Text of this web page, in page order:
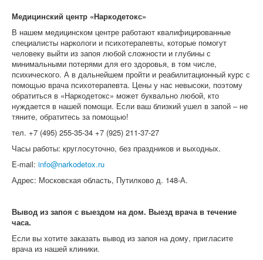
Медицинский центр «Наркодетокс»
В нашем медицинском центре работают квалифицированные
специалисты наркологи и психотерапевты, которые помогут
человеку выйти из запоя любой сложности и глубины с
минимальными потерями для его здоровья, в том числе,
психического. А в дальнейшем пройти и реабилитационный курс с
помощью врача психотерапевта. Цены у нас невысоки, поэтому
обратиться в «Наркодетокс» может буквально любой, кто
нуждается в нашей помощи. Если ваш близкий ушел в запой – не
тяните, обратитесь за помощью!
тел. +7 (495) 255-35-34 +7 (925) 211-37-27
Часы работы: круглосуточно, без праздников и выходных.
E-mail: info@narkodetox.ru
Адрес: Московская область, Путилково д. 148-А.
Вывод из запоя с выездом на дом. Выезд врача в течение
часа.
Если вы хотите заказать вывод из запоя на дому, пригласите
врача из нашей клиники.